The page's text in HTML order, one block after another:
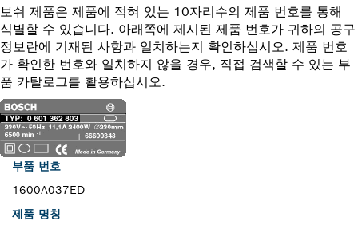
보쉬 제품은 제품에 적혀 있는 10자리수의 제품 번호를 통해
식별할 수 있습니다. 아래쪽에 제시된 제품 번호가 귀하의 공구
정보란에 기재된 사항과 일치하는지 확인하십시오. 제품 번호
가 확인한 번호와 일치하지 않을 경우, 직접 검색할 수 있는 부
품 카탈로그를 활용하십시오.
부품 번호
1600A037ED
제품 명칭